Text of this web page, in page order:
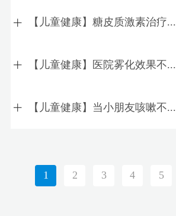
【儿童健康】糖皮质激素治疗...
【儿童健康】医院雾化效果不...
【儿童健康】当小朋友咳嗽不...
1 2 3 4 5